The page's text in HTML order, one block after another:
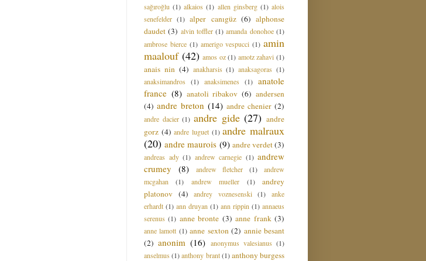
sağıroğlu (1) alkaios (1) allen ginsberg (1) alois
senefelder (1) alper canıgüz (6) alphonse
daudet (3) alvin toffler (1) amanda donohoe (1)
ambrose bierce (1) amerigo vespucci (1) amin
maalouf (42) amos oz (1) amotz zahavi (1)
anais nin (4) anakharsis (1) anaksagoras (1)
anaksimandros
(1) anaksimenes (1) anatole
france (8) anatoli ribakov (6) andersen
(4) andre breton (14) andre chenier (2)
andre dacier (1) andre gide (27) andre
gorz (4) andre luguet (1) andre malraux
(20) andre maurois (9) andre verdet(3)
andreas ady (1) andrew carnegie (1) andrew
crumey
(8) andrew fletcher (1)
andrew
mcgahan
(1) andrew mueller (1)
andrey
platonov (4) andrey voznesenski (1)
anke
erhardt (1) ann druyan (1) ann rippin (1) annaeus
serenus (1) anne bronte (3) anne frank (3)
anne lamott (1) anne sexton (2) annie besant
(2) anonim (16) anonymus valesianus (1)
anselmus (1) anthony brant (1) anthony burgess